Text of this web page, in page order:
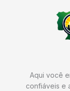
Aqui você
confiáveis e